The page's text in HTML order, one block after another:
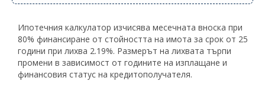
Ипотечния калкулатор изчисява месечната вноска при
80% финансиране от стойността на имота за срок от 25
години при лихва 2.19%. Размерът на лихвата търпи
промени в зависимост от годините на изплащане и
финансовия статус на кредитополучателя.